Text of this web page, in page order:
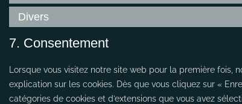
Divers
7. Consentement
Lorsque vous visitez notre site web pour la première
explication sur les cookies. Dès que vous cliquez sur «
catégories de cookies et d’extensions que vous avez